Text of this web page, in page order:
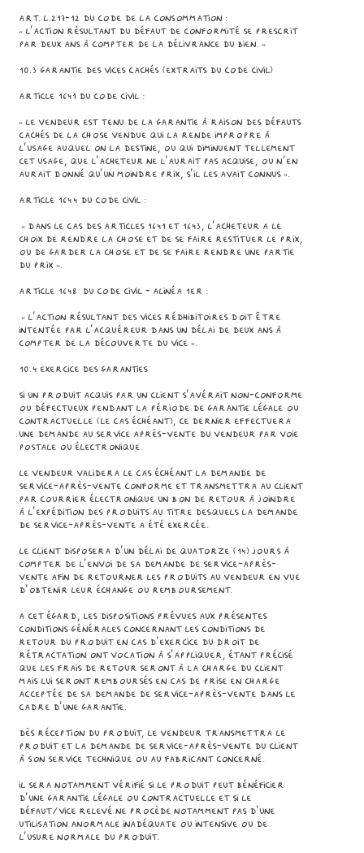
Art. L.217-12 du code de la consommation :
« L'action résultant du défaut de conformité se prescrit
par deux ans à compter de la délivrance du bien. »
10.3 Garantie des vices cachés (Extraits du Code Civil)
Article 1641 du Code Civil :
« Le vendeur est tenu de la garantie à raison des défauts
cachés de la chose vendue qui la rende impropre à
l’usage auquel on la destine, ou qui diminuent tellement
cet usage, que l’acheteur ne l’aurait pas acquise, ou n’en
aurait donné qu’un moindre prix, s’il les avait connus ».
Article 1644 du Code Civil :
« Dans le cas des articles 1641 et 1643, l’acheteur a le
choix de rendre la chose et de se faire restituer le prix,
ou de garder la chose et de se faire rendre une partie
du prix ».
Article 1648 du Code Civil - alinéa 1er :
« L’action résultant des vices rédhibitoires doit être
intentée par l’acquéreur dans un délai de deux ans à
compter de la découverte du vice ».
10.4 Exercice des garanties
Si un Produit acquis par un Client s'avérait non-conforme
ou défectueux pendant la période de garantie légale ou
contractuelle (le cas échéant), ce dernier effectuera
une demande au service après-vente du Vendeur par voie
postale ou électronique.
Le Vendeur validera le cas échéant la demande de
service-après-vente conforme et transmettra au Client
par courrier électronique un bon de retour à joindre
à l’expédition des Produits au titre desquels la demande
de service-après-vente a été exercée.
Le Client disposera d’un délai de quatorze (14) jours à
compter de l’envoi de sa demande de service-après-
vente afin de retourner les Produits au Vendeur en vue
d’obtenir leur échange ou remboursement.
A cet égard, les dispositions prévues aux présentes
Conditions Générales concernant les conditions de
retour du Produit en cas d’exercice du droit de
rétractation ont vocation à s’appliquer, étant précisé
que les frais de retour seront à la charge du Client
mais lui seront remboursés en cas de prise en charge
acceptée de sa demande de service-après-vente dans le
cadre d’une garantie.
Dès réception du Produit, le Vendeur transmettra le
Produit et la demande de service-après-vente du Client
à son service technique ou au fabricant concerné.
Il sera notamment vérifié si le Produit peut bénéficier
d’une garantie légale ou contractuelle et si le
défaut/vice relevé ne procède notamment pas d’une
utilisation anormale inadéquate ou intensive ou de
l’usure normale du Produit.